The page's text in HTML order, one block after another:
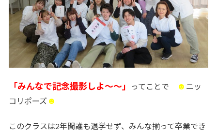
「みんなで記念撮影しよ～～」 ってことで ☻ ニッ
コリポーズ ☻
このクラスは2年間誰も退学せず、みんな揃って卒業でき